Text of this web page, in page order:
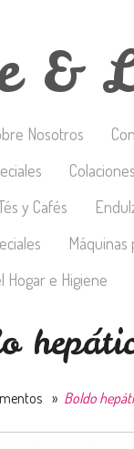
&
Nosotros
y Cafés
Máquinas
Hogar e Higiene
» Boldo